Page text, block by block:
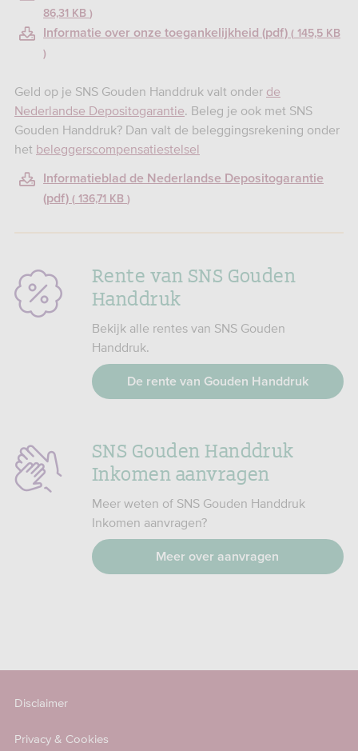
86,31 KB
Informatie over onze toegankelijkheid (pdf) 145,5 KB
Geld op je SNS Gouden Handdruk valt onder de
Nederlandse Depositogarantie. Beleg je ook met SNS
Gouden Handdruk? Dan valt de beleggingsrekening onder
het beleggerscompensatiestelsel
Informatieblad de Nederlandse Depositogarantie
(pdf)
136,71 KB
Rente van SNS Gouden
Handdruk
Bekijk alle rentes van SNS Gouden
Handdruk.
De rente van Gouden Handdruk
SNS Gouden Handdruk
Inkomen aanvragen
Meer weten of SNS Gouden Handdruk
Inkomen aanvragen?
Meer over aanvragen
Disclaimer
Privacy & Cookies